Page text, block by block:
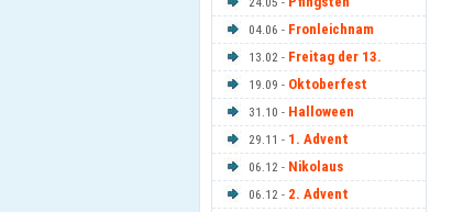
04.06 - Fronleichnam
13.02 - Freitag der 13.
19.09 - Oktoberfest
31.10 - Halloween
29.11 - 1. Advent
06.12 - Nikolaus
06.12 - 2. Advent